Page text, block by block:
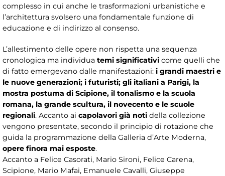
complesso in cui anche le trasformazioni urbanistiche e
l’architettura svolsero una fondamentale funzione di
educazione e di indirizzo al consenso.
L’allestimento delle opere non rispetta una sequenza
cronologica ma individua temi significativi come quelli che
di fatto emergevano dalle manifestazioni: i grandi maestri e
le nuove generazioni; i futuristi; gli italiani a Parigi, la
mostra postuma di Scipione, il tonalismo e la scuola
romana, la grande scultura, il novecento e le scuole
regionali. Accanto ai capolavori già noti della collezione
vengono presentate, secondo il principio di rotazione che
guida la programmazione della Galleria d’Arte Moderna,
opere finora mai esposte.
Accanto a Felice Casorati, Mario Sironi, Felice Carena,
Scipione, Mario Mafai, Emanuele Cavalli, Giuseppe